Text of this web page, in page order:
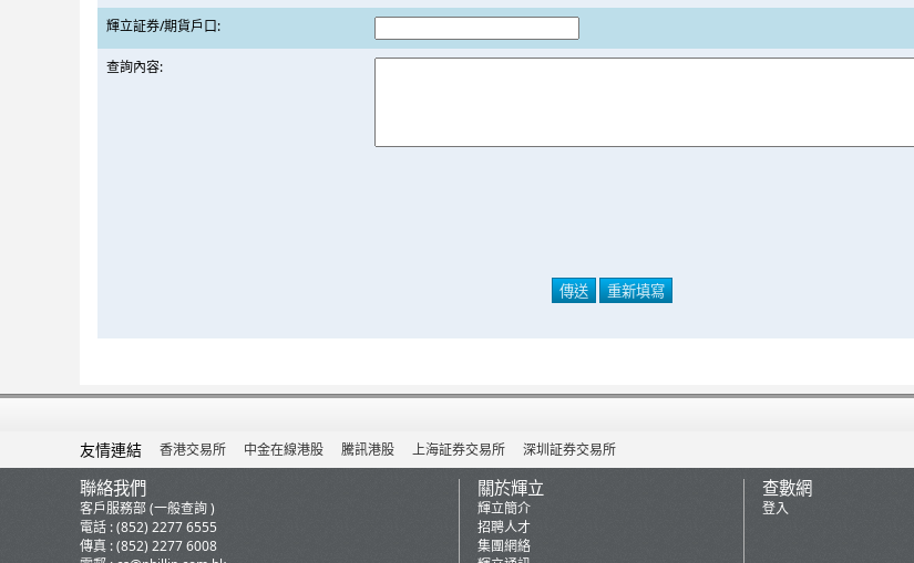
輝立証券/期貨戶口:
查詢內容:
友情連結 香港交易所 中金在線港股 騰訊港股 上海証券交易所 深圳証券交易所
聯絡我們
客戶服務部 (一般查詢 )
電話 : (852) 2277 6555
傳真 : (852) 2277 6008
關於輝立
輝立簡介
招聘人才
集團網絡
查數網
登入